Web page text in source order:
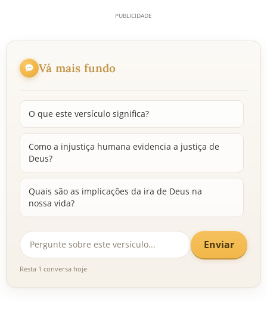
Vá mais fundo
O que este versículo significa?
Como a injustiça humana evidencia a justiça de
Deus?
Quais são as implicações da ira de Deus na
nossa vida?
Enviar
Resta 1 conversa hoje